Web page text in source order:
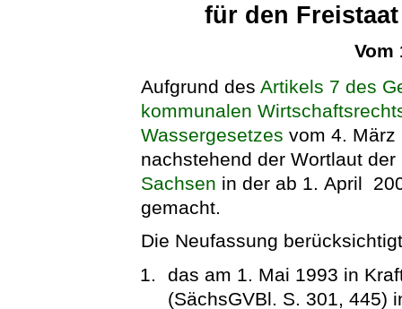
für den
Vom
Aufgrund desArtikels 7 des
kommunalen
Wassergesetzes vom 4. März
nachstehend der Wortlaut der
Sachsen in der ab 1. April
gemacht.
Die Neufassung
das am 1. Mai 1993 in
(SächsGVBl. S. 301, 445)